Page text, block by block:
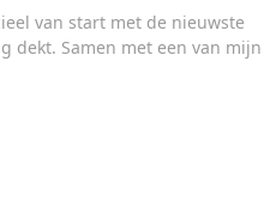
van start met de nieuwste
dekt. Samen met een van mijn